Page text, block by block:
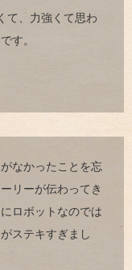
て、力強くて思わ
す。
なかったことを忘
リーが伝わってき
ロボットなのでは
ステキすぎまし